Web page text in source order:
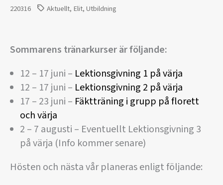
220316 Aktuellt, Elit,Utbildning
Sommarens tränarkurser är följande:
12 – 17 juni – Lektionsgivning 1 på värja
12 – 17 juni – Lektionsgivning 2 på värja
17 – 23 juni – Fäktträning i grupp på florett
och värja
2 – 7 augusti – Eventuellt Lektionsgivning 3
på värja (Info kommer senare)
Hösten och nästa vår planeras enligt följande: